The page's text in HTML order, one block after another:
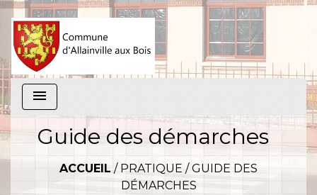
menu
Guide des démarches
ACCUEIL / PRATIQUE /GUIDE DES
DÉMARCHES